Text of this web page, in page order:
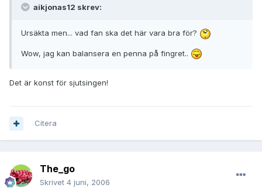
aikjonas12 skrev:
Ursäkta men... vad fan ska det här vara bra för?
Wow, jag kan balansera en penna på fingret..
Det är konst för sjutsingen!
Citera
The_go
Skrivet 4 juni, 2006